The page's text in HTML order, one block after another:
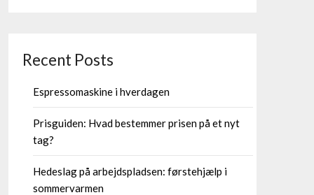
Recent Posts
Espressomaskine i hverdagen
Prisguiden: Hvad bestemmer prisen på et nyt
tag?
Hedeslag på arbejdspladsen: førstehjælp i
sommervarmen